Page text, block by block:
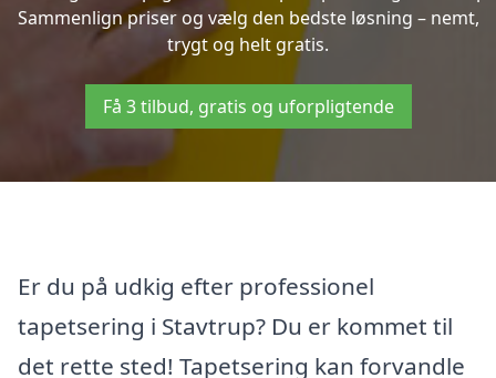
Sammenlign priser og vælg den bedste løsning – nemt,
trygt og helt gratis.
Få 3 tilbud, gratis og uforpligtende
Er du på udkig efter professionel
tapetsering i Stavtrup? Du er kommet til
det rette sted! Tapetsering kan forvandle